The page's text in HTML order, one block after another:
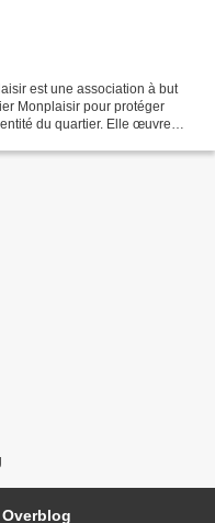
est une association à but
Monplaisir pour protéger
du quartier. Elle œuvre